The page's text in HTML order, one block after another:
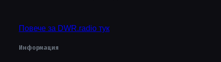
Повече за DWR.radio тук
Информация